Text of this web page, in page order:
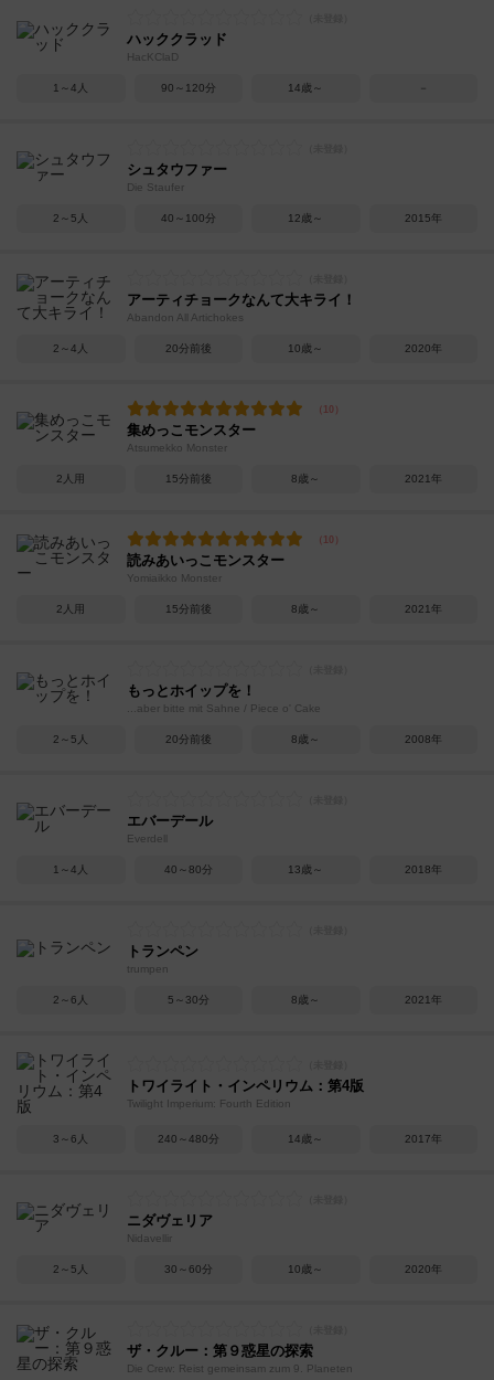
ハッククラッド
HacKClaD
1～4人 90～120分 14歳～ －
シュタウファー
Die Staufer
2～5人 40～100分 12歳～ 2015年
アーティチョークなんて大キライ！
Abandon All Artichokes
2～4人 20分前後 10歳～ 2020年
集めっこモンスター
Atsumekko Monster
2人用 15分前後 8歳～ 2021年
読みあいっこモンスター
Yomiaikko Monster
2人用 15分前後 8歳～ 2021年
もっとホイップを！
...aber bitte mit Sahne / Piece o' Cake
2～5人 20分前後 8歳～ 2008年
エバーデール
Everdell
1～4人 40～80分 13歳～ 2018年
トランペン
trumpen
2～6人 5～30分 8歳～ 2021年
トワイライト・インペリウム：第4版
Twilight Imperium: Fourth Edition
3～6人 240～480分 14歳～ 2017年
ニダヴェリア
Nidavellir
2～5人 30～60分 10歳～ 2020年
ザ・クルー：第９惑星の探索
Die Crew: Reist gemeinsam zum 9. Planeten